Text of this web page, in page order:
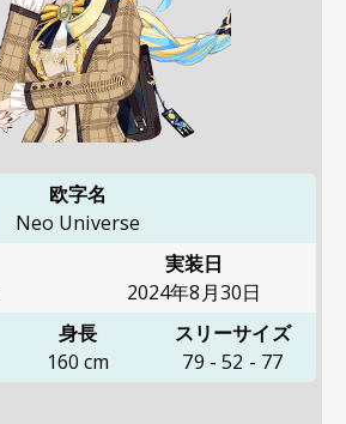
欧字名
Neo Universe
実装日
2024年8月30日
身長
160 cm
スリーサイズ
79 -52 - 77